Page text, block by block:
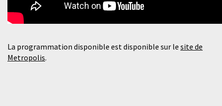
La programmation disponible est disponible sur le site de
Metropolis.